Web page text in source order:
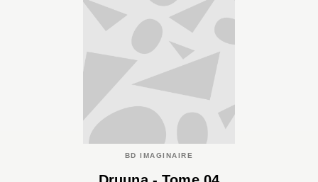
BD IMAGINAIRE